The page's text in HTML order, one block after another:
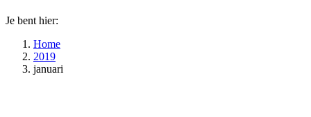
Je bent hier:
Home
2019
januari